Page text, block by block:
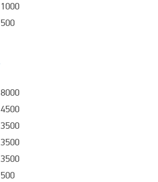
1000
500
8000
4500
3500
3500
3500
500